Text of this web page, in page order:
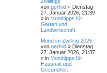
von gerhild » Dienstag
27. Januar 2026, 21:39
» in Mondtipps für
Garten und
Landwirtschaft
Mond im Zwilling 2026
von gerhild » Dienstag
27. Januar 2026, 21:37
» in Mondtipps für
Haushalt und
Gesundheit